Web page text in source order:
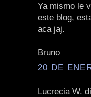
Ya mismo le
este blog,
aca jaj.
Bruno
20 DE
Lucrecia W.